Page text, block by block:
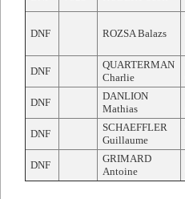
DNF ROZSA Balazs
DNF
QUARTERMAN
Charlie
DNF
DANLION
Mathias
DNF
SCHAEFFLER
Guillaume
DNF
GRIMARD
Antoine